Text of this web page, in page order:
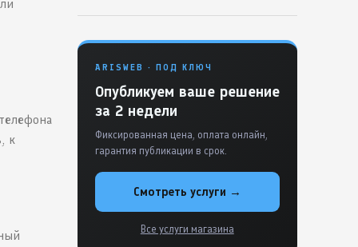
к
ARISWEB · ПОД КЛЮЧ
Опубликуем ваше решение
за 2 недели
Фиксированная цена, оплата онлайн,
гарантия публикации в срок.
Смотреть услуги →
Все услуги магазина